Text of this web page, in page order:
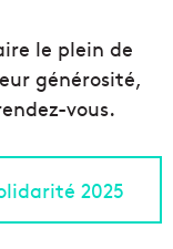
le plein de
générosité,
vous.
2025